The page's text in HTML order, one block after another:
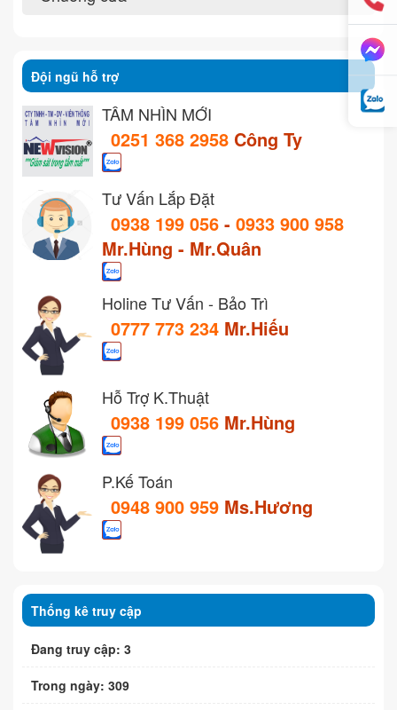
Đội ngũ hỗ trợ
TẦM NHÌN MỚI
0251 368 2958 Công Ty
Tư Vấn Lắp Đặt
0938 199 056 - 0933 900 958
Mr.Hùng - Mr.Quân
Holine Tư Vấn - Bảo Trì
0777 773 234 Mr.Hiếu
Hỗ Trợ K.Thuật
0938 199 056 Mr.Hùng
P.Kế Toán
0948 900 959 Ms.Hương
Thống kê truy cập
Đang truy cập: 3
Trong ngày: 309